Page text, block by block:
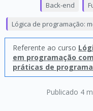
Publicado 4
Back-end
Lógica de programação:
Referente ao curso
em programação
práticas de